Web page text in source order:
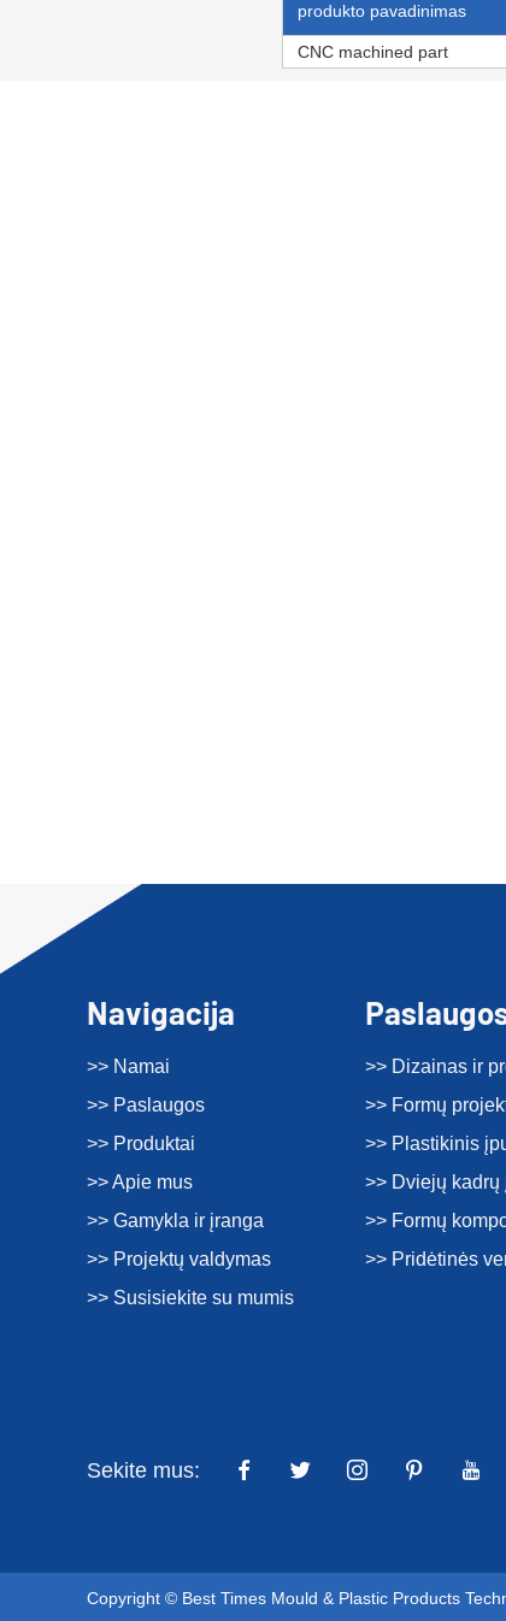
produkto pavadinimas
CNC machined part
Navigacija
>> Namai
>> Paslaugos
>> Produktai
>> Apie mus
>> Gamykla ir įranga
>> Projektų valdymas
>> Susisiekite su mumis
>> Dizainas ir
>> Formų
>> Plastikinis
>> Dviejų kadrų
>> Formų
>> Pridėtinės
Sekite mus:
Copyright © Best Times Mould & Plastic Products